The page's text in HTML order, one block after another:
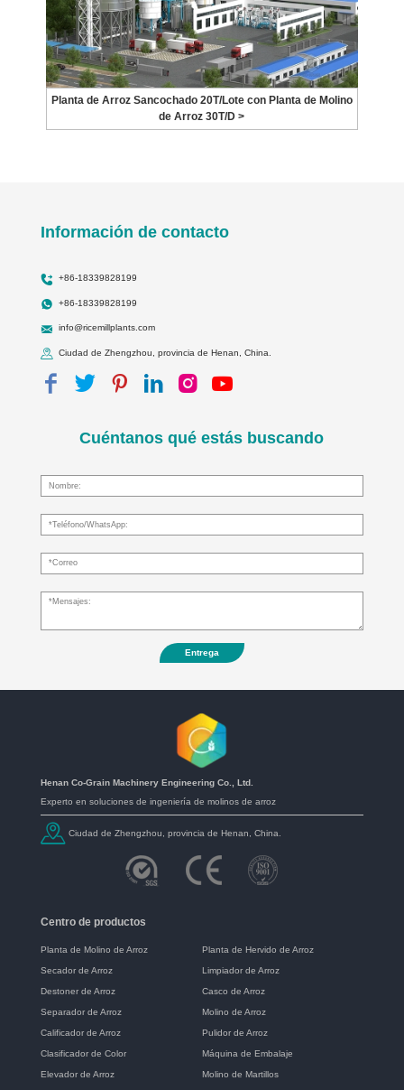
Planta de Arroz Sancochado 20T/Lote con Planta de Molino
de Arroz 30T/D >
Información de contacto
+86-18339828199
+86-18339828199
info@ricemillplants.com
Ciudad de Zhengzhou, provincia de Henan, China.
Cuéntanos qué estás buscando
Entrega
Henan Co-Grain Machinery Engineering Co., Ltd.
Experto en soluciones de ingeniería de molinos de arroz
Ciudad de Zhengzhou, provincia de Henan, China.
Centro de productos
Planta de Molino de Arroz Planta de Hervido de Arroz
Secador de Arroz Limpiador de Arroz
Destoner de Arroz Casco de Arroz
Separador de Arroz Molino de Arroz
Calificador de Arroz Pulidor de Arroz
Clasificador de Color Máquina de Embalaje
Elevador de Arroz Molino de Martillos